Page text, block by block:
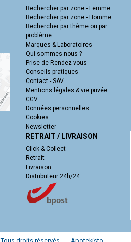
Rechercher par zone - Femme
Rechercher par zone - Homme
Rechercher par thème ou par
problème
Marques & Laboratoires
Qui sommes nous ?
Prise de Rendez-vous
Conseils pratiques
Contact - SAV
Mentions légales & vie privée
CGV
Données personnelles
Cookies
Newsletter
RETRAIT / LIVRAISON
Click & Collect
Retrait
Livraison
Distributeur 24h/24